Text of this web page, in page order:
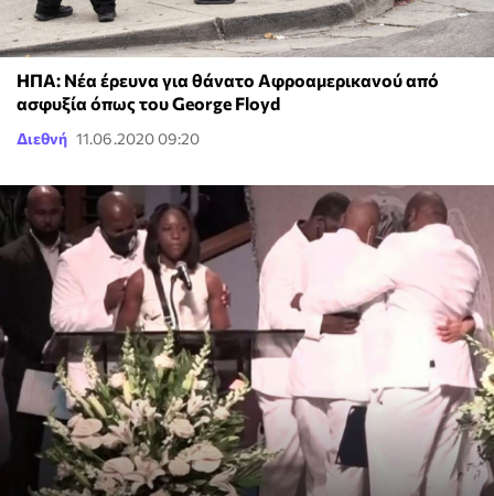
ΗΠΑ: Νέα έρευνα για θάνατο Αφροαμερικανού από
ασφυξία όπως του George Floyd
Διεθνή 11.06.2020 09:20